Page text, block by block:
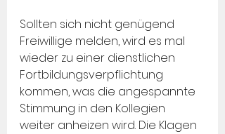
Sollten sich nicht genügend
Freiwillige melden, wird es mal
wieder zu einer dienstlichen
Fortbildungsverpflichtung
kommen, was die angespannte
Stimmung in den Kollegien
weiter anheizen wird. Die Klagen